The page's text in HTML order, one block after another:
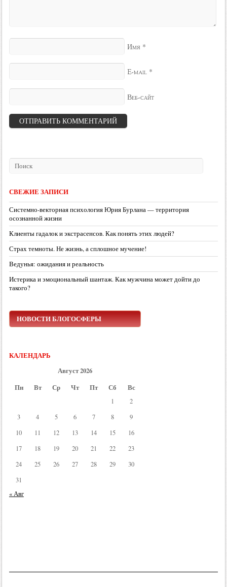
Имя *
E-mail *
Веб-сайт
СВЕЖИЕ ЗАПИСИ
Системно-векторная психология Юрия Бурлана — территория
осознанной жизни
Клиенты гадалок и экстрасенсов. Как понять этих людей?
Страх темноты. Не жизнь, а сплошное мучение!
Ведунья: ожидания и реальность
Истерика и эмоциональный шантаж. Как мужчина может дойти до
такого?
НОВОСТИ БЛОГОСФЕРЫ
КАЛЕНДАРЬ
Август 2026
Пн
Вт Ср Чт Пт Сб Вс
1
2
3
4 5 6 7 8
9
10
11 12 13 14 15
16
17
18 19 20 21 22
23
24
25 26 27 28 29
30
31
« Авг